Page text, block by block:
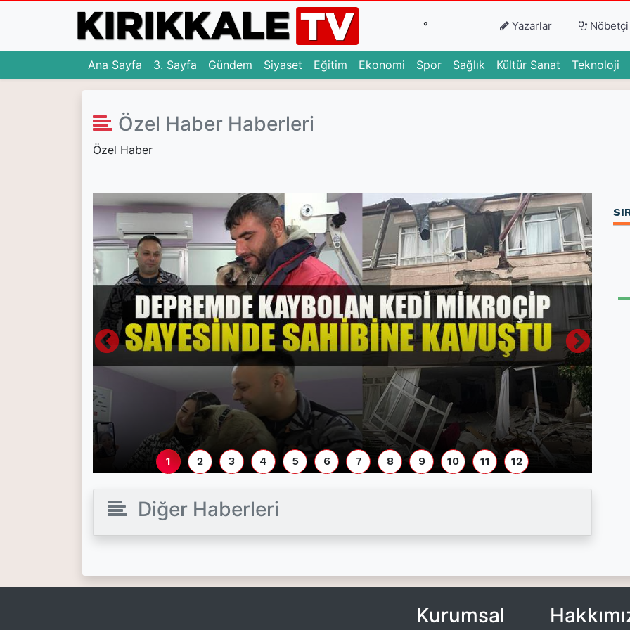
(current)
(current)
(current)
(current)
(current)
(current)
(current)
(current)
(current)
(current)
° Yazarlar
Ana Sayfa 3. Sayfa (current)
Gündem (current)
Siyaset (current)
Eğitim (current)
Ekonomi (current)
Spor(current)
Sağlık (current)
Kültür Sanat (current)
Teknoloji
Özel Haber Haberleri
Özel Haber
1 2 3 4 5 6 7 8 9 10 11 12
Diğer Haberleri
Kurumsal